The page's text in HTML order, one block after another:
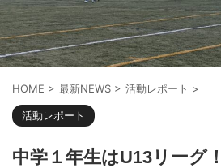
HOME > 最新NEWS > 活動レポート >
活動レポート
中学１年生はU13リー